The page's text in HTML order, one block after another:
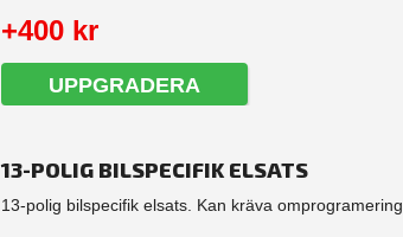
+400 kr
UPPGRADERA
13-POLIG BILSPECIFIK ELSATS
13-polig bilspecifik elsats. Kan kräva omprogramering